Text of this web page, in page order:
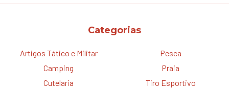
Categorias
Artigos Tático e Militar
Camping
Cutelaria
Pesca
Praia
Tiro Esportivo